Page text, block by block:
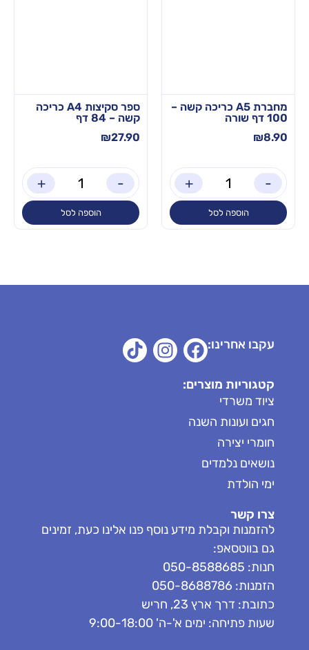
מחברת A5 כריכה קשה –
100 דף שורה
₪8.90
-
+
הוספה לסל
ספר סקיצות A4 כריכה
קשה – 84 דף
₪27.90
-
+
הוספה לסל
עקבו אחרינו:
קטגוריות מוצרים:
ציוד משרדי
חגים ועונות השנה
חומרי יצירה
נושאים נלמדים
ימי הולדת
צרו קשר
להזמנות וקבלת מידע נוסף פנו אלינו כעת, זמינים
גם בווטסאפ:
חנות: 050-8588685
הזמנות: 050-8688786
כתובת: דרך ארץ 23, חריש
שעות פתיחה: ימים א'-ה' 9:00-18:00